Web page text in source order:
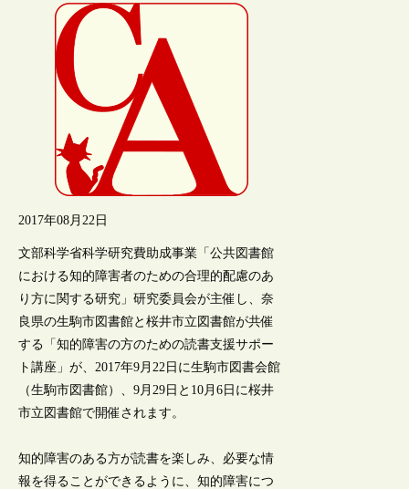
2017年08月22日
文部科学省科学研究費助成事業「公共図書館
における知的障害者のための合理的配慮のあ
り方に関する研究」研究委員会が主催し、奈
良県の生駒市図書館と桜井市立図書館が共催
する「知的障害の方のための読書支援サポー
ト講座」が、2017年9月22日に生駒市図書会館
（生駒市図書館）、9月29日と10月6日に桜井
市立図書館で開催されます。
知的障害のある方が読書を楽しみ、必要な情
報を得ることができるように、知的障害につ